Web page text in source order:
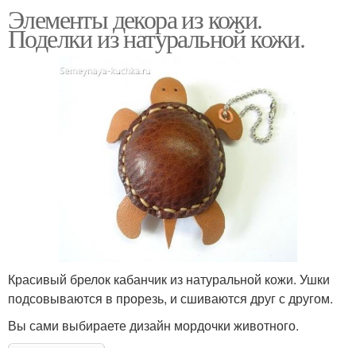
Элементы декора из кожи.
Поделки из натуральной кожи.
Красивый брелок кабанчик из натуральной кожи. Ушки
подсовываются в прорезь, и сшиваются друг с другом.
Вы сами выбираете дизайн мордочки животного.